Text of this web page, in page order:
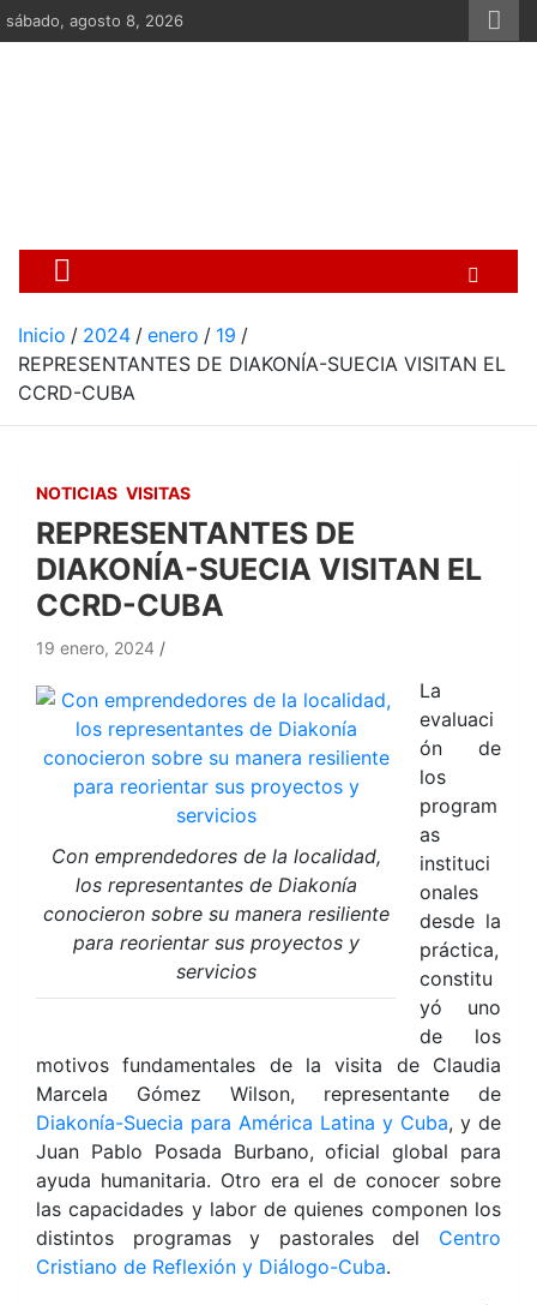
Saltar
al
sábado, agosto 8, 2026
Inicio 2024 enero
19
REPRESENTANTES DE DIAKONÍA-SUECIA VISITAN EL
CCRD-CUBA
NOTICIAS VISITAS
REPRESENTANTES DE
DIAKONÍA-SUECIA VISITAN EL
CCRD-CUBA
19 enero, 2024
Con emprendedores de la localidad,
los representantes de Diakonía
conocieron sobre su manera resiliente
para reorientar sus proyectos y
servicios
La
evaluaci
ón de
los
program
as
instituci
onales
desde la
práctica,
constitu
yó uno
de los
motivos fundamentales de la visita de Claudia
Marcela Gómez Wilson, representante de
Diakonía-Suecia para América Latina y Cuba, y de
Juan Pablo Posada Burbano, oficial global para
ayuda humanitaria. Otro era el de conocer sobre
las capacidades y labor de quienes componen los
distintos programas y pastorales del Centro
Cristiano de Reflexión y Diálogo-Cuba.